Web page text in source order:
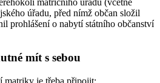
úřadu, před nímž občan složil
prohlášení o nabytí státního občanství
mít s sebou
matriky je třeba připojit: